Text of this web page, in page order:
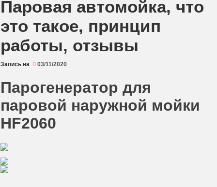
Паровая автомойка, что
это такое, принцип
работы, отзывы
Запись на 03/11/2020
Парогенератор для
паровой наружной мойки
HF2060